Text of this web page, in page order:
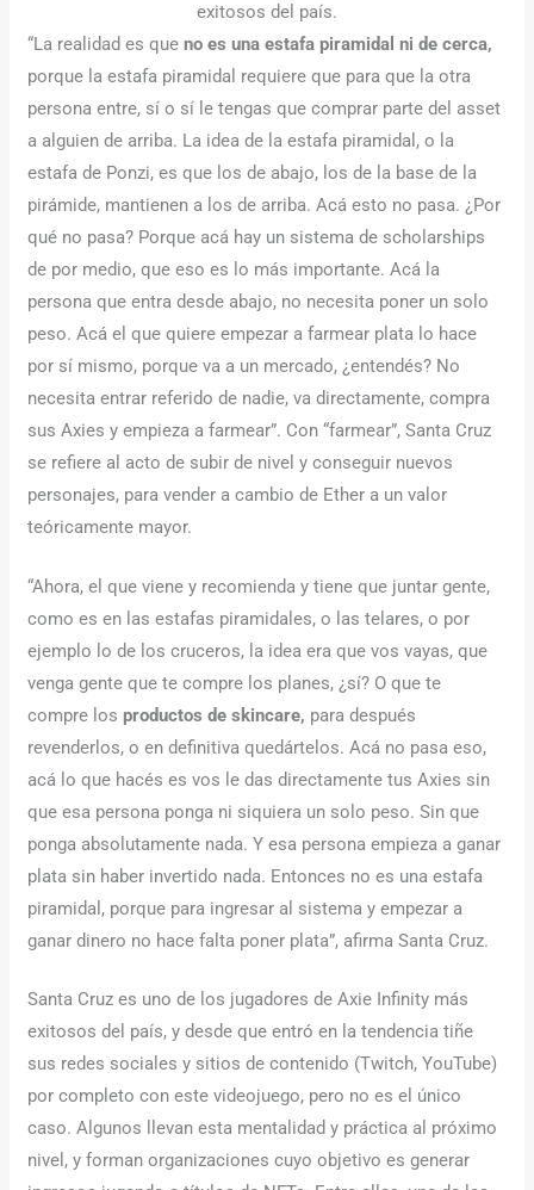
exitosos del país.
“La realidad es queno es una estafa piramidal ni de cerca,
porque la estafa piramidal requiere que para que la otra
persona entre, sí o sí le tengas que comprar parte del asset
a alguien de arriba. La idea de la estafa piramidal, o la
estafa de Ponzi, es que los de abajo, los de la base de la
pirámide, mantienen a los de arriba. Acá esto no pasa. ¿Por
qué no pasa? Porque acá hay un sistema de scholarships
de por medio, que eso es lo más importante. Acá la
persona que entra desde abajo, no necesita poner un solo
peso. Acá el que quiere empezar a farmear plata lo hace
por sí mismo, porque va a un mercado, ¿entendés? No
necesita entrar referido de nadie, va directamente, compra
sus Axies y empieza a farmear”. Con “farmear”, Santa Cruz
se refiere al acto de subir de nivel y conseguir nuevos
personajes, para vender a cambio de Ether a un valor
teóricamente mayor.
“Ahora, el que viene y recomienda y tiene que juntar gente,
como es en las estafas piramidales, o las telares, o por
ejemplo lo de los cruceros, la idea era que vos vayas, que
venga gente que te compre los planes, ¿sí? O que te
compre losproductos de skincare, para después
revenderlos, o en definitiva quedártelos. Acá no pasa eso,
acá lo que hacés es vos le das directamente tus Axies sin
que esa persona ponga ni siquiera un solo peso. Sin que
ponga absolutamente nada. Y esa persona empieza a ganar
plata sin haber invertido nada. Entonces no es una estafa
piramidal, porque para ingresar al sistema y empezar a
ganar dinero no hace falta poner plata”, afirma Santa Cruz.
Santa Cruz es uno de los jugadores de Axie Infinity más
exitosos del país, y desde que entró en la tendencia tiñe
sus redes sociales y sitios de contenido (Twitch, YouTube)
por completo con este videojuego, pero no es el único
caso. Algunos llevan esta mentalidad y práctica al próximo
nivel, y forman organizaciones cuyo objetivo es generar